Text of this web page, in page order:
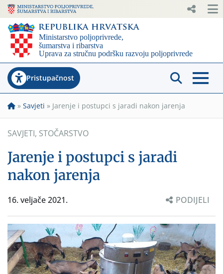
Pristupačnost
» Savjeti » Jarenje i postupci s jaradi nakon jarenja
SAVJETI, STOČARSTVO
Jarenje i postupci s jaradi
nakon jarenja
16. veljače 2021. PODIJELI